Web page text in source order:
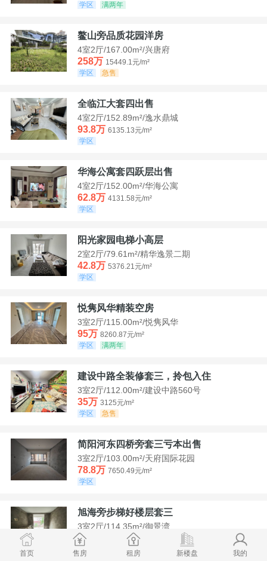
学区
满两年
鳌山旁品质花园洋房
4室2厅/167.00m²/兴唐府
258万 15449.1元/m²
学区
急售
全临江大套四出售
4室2厅/152.89m²/逸水鼎城
93.8万 6135.13元/m²
学区
华海公寓套四跃层出售
4室2厅/152.00m²/华海公寓
62.8万 4131.58元/m²
学区
阳光家园电梯小高层
2室2厅/79.61m²/精华逸景二期
42.8万 5376.21元/m²
学区
悦隽风华精装空房
3室2厅/115.00m²/悦隽风华
95万 8260.87元/m²
学区
满两年
建设中路全装修套三，拎包入住
3室2厅/112.00m²/建设中路560号
35万 3125元/m²
学区
急售
简阳河东四桥旁套三亏本出售
3室2厅/103.00m²/天府国际花园
78.8万 7650.49元/m²
学区
旭海旁步梯好楼层套三
3室2厅/114.35m²/御景湾
52万
4547.44元/m²
学区
首页 售房 租房 新楼盘 我的